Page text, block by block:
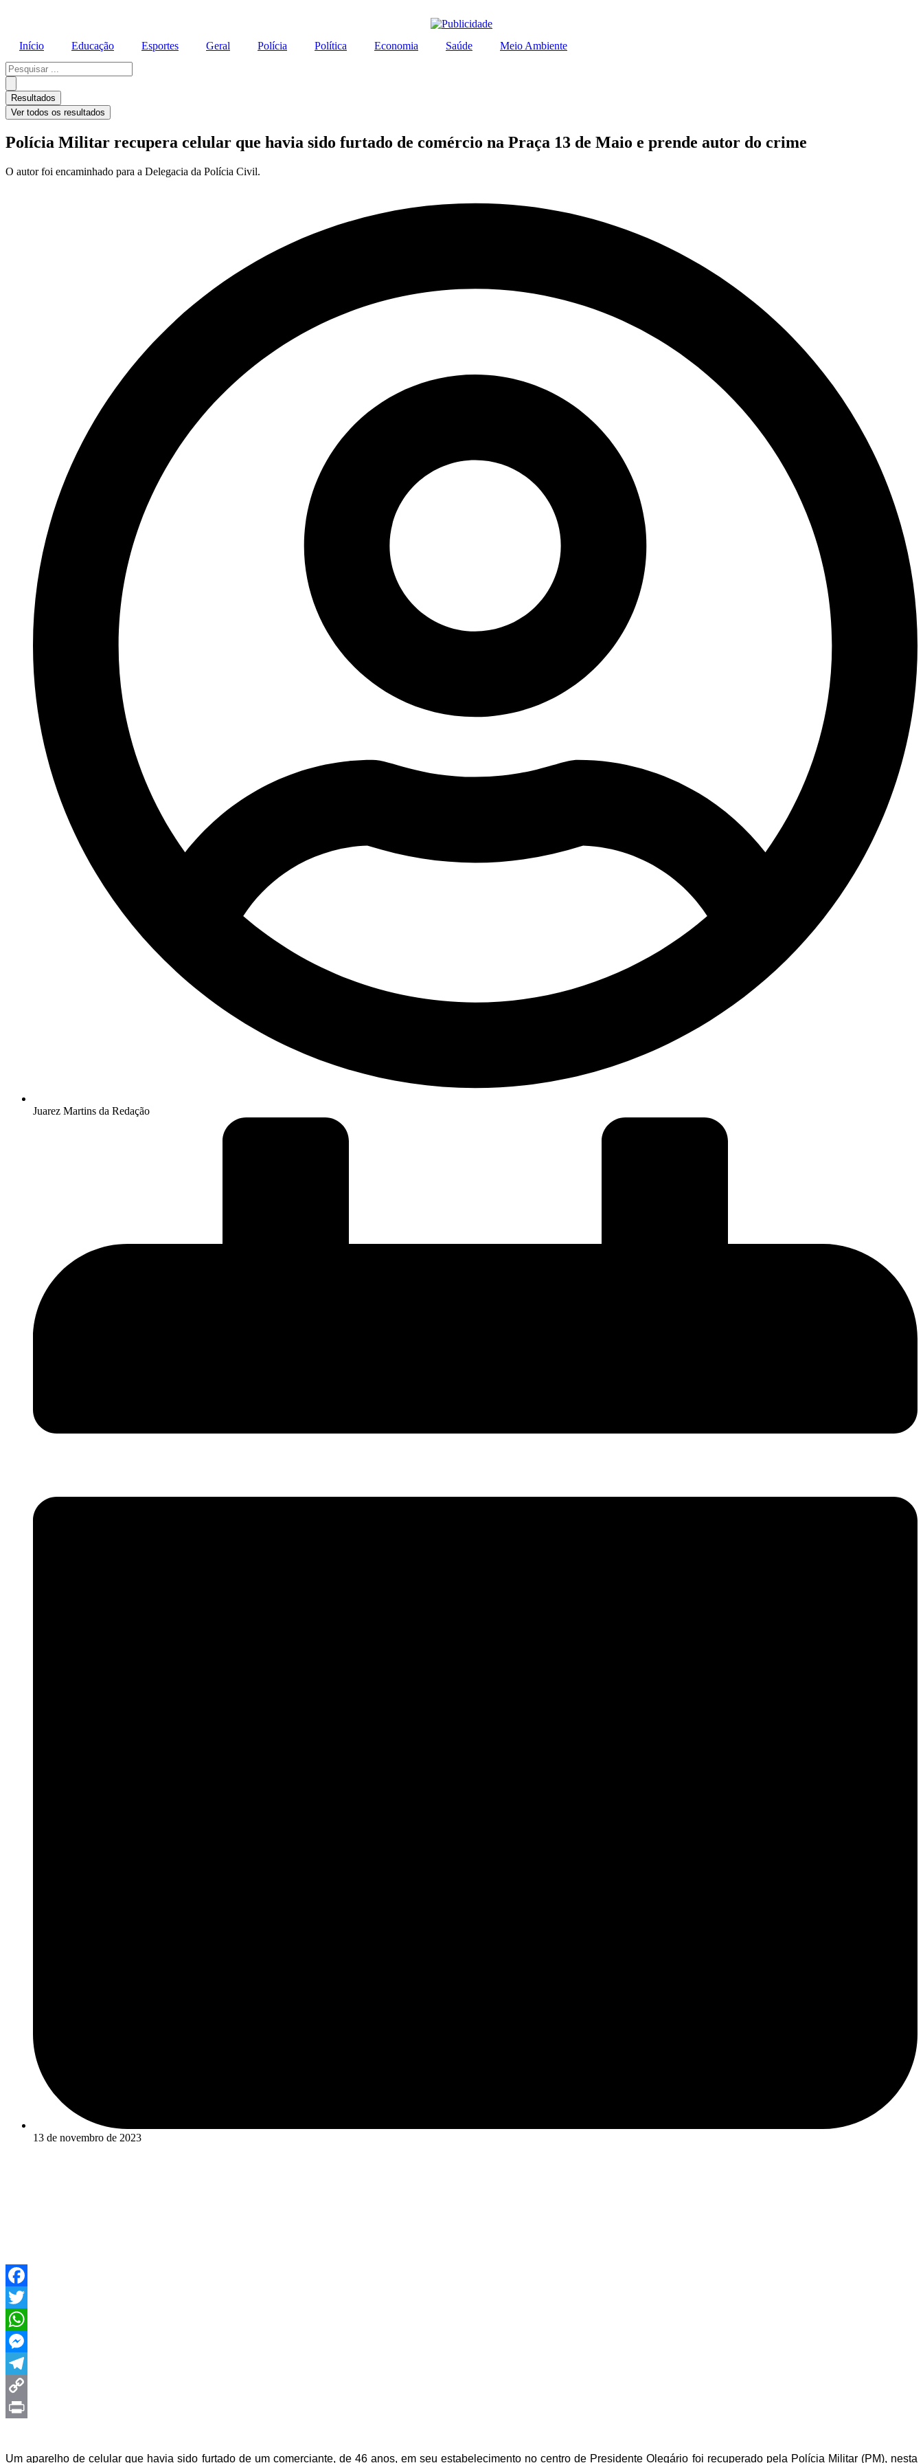
Início Educação Esportes Geral Polícia Política Economia Saúde
Meio Ambiente
Pesquisar
...
Resultados
Ver todos os resultados
Polícia Militar recupera celular que havia sido furtado de comércio na Praça 13 de Maio e prende autor do crime
O autor foi encaminhado para a Delegacia da Polícia Civil.
Juarez Martins da Redação
13 de novembro de 2023
Facebook
Twitter
WhatsApp
Messenger
Telegram
Copy
Um aparelho de celular que havia sido furtado de um comerciante, de 46 anos, em seu estabelecimento no centro de Presidente Olegário foi recuperado pela Polícia Militar (PM), nesta